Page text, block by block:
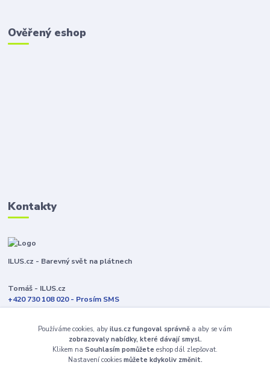
Ověřený eshop
Kontakty
ILUS.cz - Barevný svět na plátnech
Tomáš - ILUS.cz
+420 730 108 020 - Prosím SMS
Jsme většinu času ve výrobě
info@ilus.cz
Používáme cookies, aby ilus.cz fungoval správně a aby se vám
zobrazovaly nabídky, které dávají smysl.
Klikem na Souhlasím pomůžete eshop dál zlepšovat.
Nastavení cookies můžete kdykoliv změnit.